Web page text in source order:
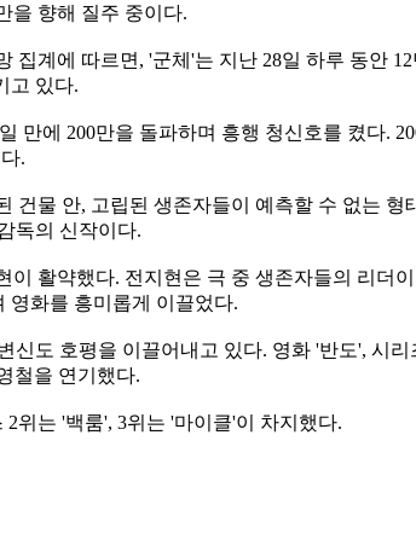
을 향해 질주 중이다.
집계에 따르면, '군체'는 지난 28일 하루 동안
고 있다.
만에 200만을 돌파하며 흥행 청신호를 켰다.
.
건물 안, 고립된 생존자들이 예측할 수 없는
독의 신작이다.
이 활약했다. 전지현은 극 중 생존자들의 리더
영화를 흥미롭게 이끌었다.
신도 호평을 이끌어내고 있다. 영화 '반도', 시
철을 연기했다.
위는 '백룸', 3위는 '마이클'이 차지했다.